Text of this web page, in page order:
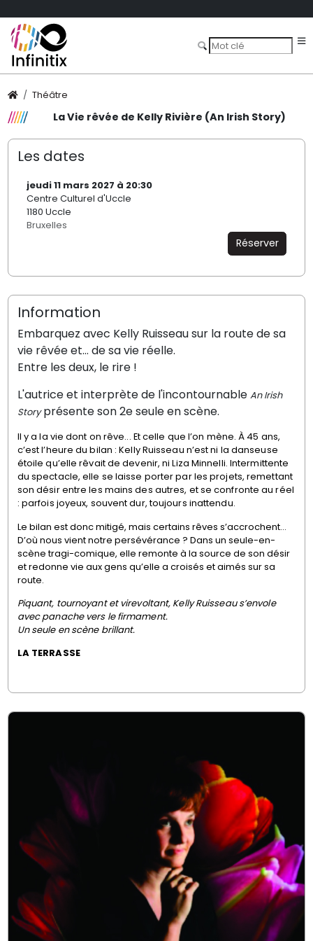
Théâtre
La Vie rêvée de Kelly Rivière (An Irish Story)
Les dates
jeudi 11 mars 2027 à 20:30
Centre Culturel d'Uccle
1180 Uccle
Bruxelles
Réserver
Information
Embarquez avec Kelly Ruisseau sur la route de sa
vie rêvée et… de sa vie réelle.
Entre les deux, le rire !
L'autrice et interprète de l'incontournable An Irish
Storyprésente son 2e seule en scène.
Il y a la vie dont on rêve... Et celle que l’on mène. À 45 ans,
c’est l’heure du bilan : Kelly Ruisseau n’est ni la danseuse
étoile qu’elle rêvait de devenir, ni Liza Minnelli. Intermittente
du spectacle, elle se laisse porter par les projets, remettant
son désir entre les mains des autres, et se confronte au réel
: parfois joyeux, souvent dur, toujours inattendu.
Le bilan est donc mitigé, mais certains rêves s’accrochent…
D’où nous vient notre persévérance ? Dans un seule-en-
scène tragi-comique, elle remonte à la source de son désir
et redonne vie aux gens qu’elle a croisés et aimés sur sa
route.
Piquant, tournoyant et virevoltant, Kelly Ruisseau s’envole
avec panache vers le firmament.
Un seule en scène brillant.
LA TERRASSE